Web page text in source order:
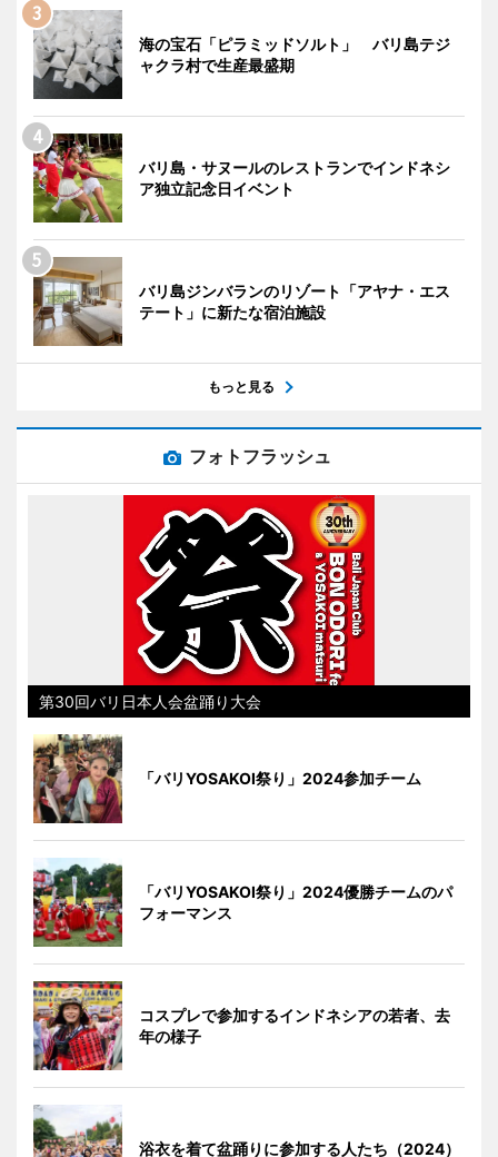
海の宝石「ピラミッドソルト」 バリ島テジ
ャクラ村で生産最盛期
バリ島・サヌールのレストランでインドネシ
ア独立記念日イベント
バリ島ジンバランのリゾート「アヤナ・エス
テート」に新たな宿泊施設
もっと見る
フォトフラッシュ
第30回バリ日本人会盆踊り大会
「バリYOSAKOI祭り」2024参加チーム
「バリYOSAKOI祭り」2024優勝チームのパ
フォーマンス
コスプレで参加するインドネシアの若者、去
年の様子
浴衣を着て盆踊りに参加する人たち（2024）